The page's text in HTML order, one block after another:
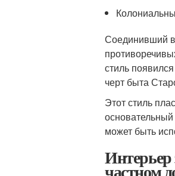
Соединивший
стиль
черт быта
Этот стиль
может быть